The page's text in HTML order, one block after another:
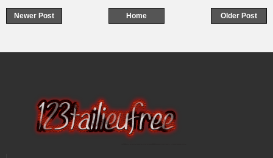
TMCP Xăng Dầu
Newer Post Older Post
Home